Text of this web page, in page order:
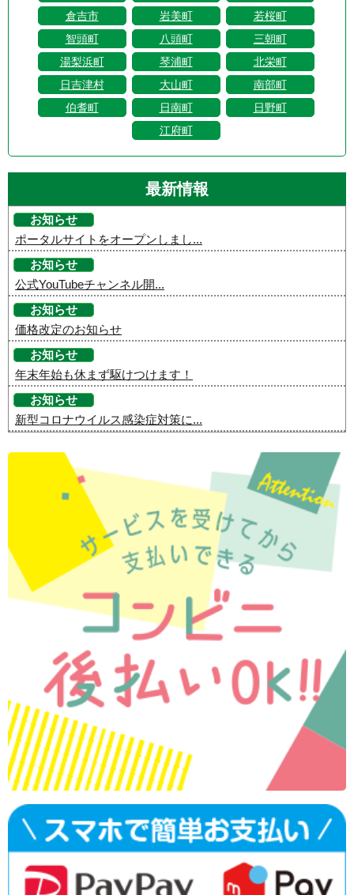
倉吉市
岩美町
若桜町
智頭町
八頭町
三朝町
湯梨浜町
琴浦町
北栄町
日吉津村
大山町
南部町
伯耆町
日南町
日野町
江府町
最新情報
お知らせ
ポータルサイトをオープンしまし...
お知らせ
公式YouTubeチャンネル開...
お知らせ
価格改定のお知らせ
お知らせ
年末年始も休まず駆けつけます！
お知らせ
新型コロナウイルス感染症対策に...